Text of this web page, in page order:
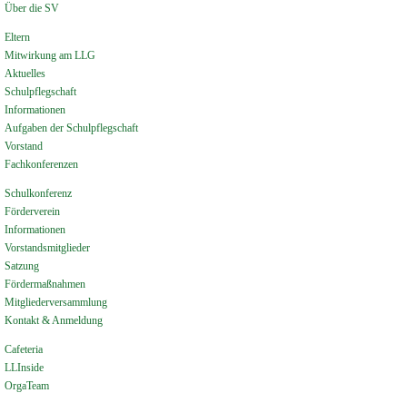
Über die SV
Eltern
Mitwirkung am LLG
Aktuelles
Schulpflegschaft
Informationen
Aufgaben der Schulpflegschaft
Vorstand
Fachkonferenzen
Schulkonferenz
Förderverein
Informationen
Vorstandsmitglieder
Satzung
Fördermaßnahmen
Mitgliederversammlung
Kontakt & Anmeldung
Cafeteria
LLInside
OrgaTeam